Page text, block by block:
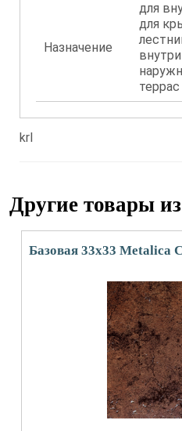
Назначение
для
для
террас
krl
Другие товары
Базовая 33x33 Metalica